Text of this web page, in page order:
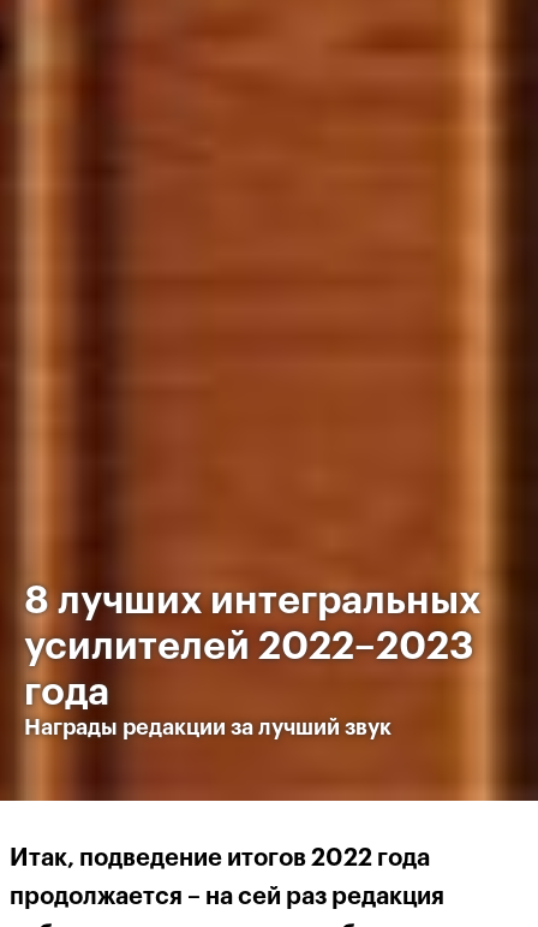
8 лучших интегральных
усилителей 2022–2023
года
Награды редакции за лучший звук
Итак, подведение итогов 2022 года
продолжается – на сей раз редакция